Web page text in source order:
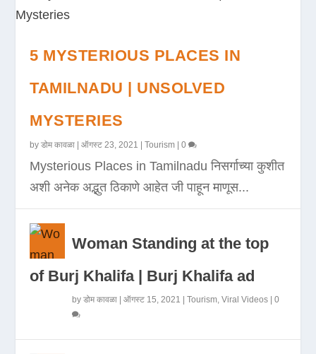
5 MYSTERIOUS PLACES IN
TAMILNADU | UNSOLVED
MYSTERIES
byडोम कावळा |ऑगस्ट 23, 2021 |Tourism |0
Mysterious Places in Tamilnadu निसर्गाच्या कुशीत
अशी अनेक अद्भुत ठिकाणे आहेत जी पाहून माणूस...
Woman Standing at the top
of Burj Khalifa | Burj Khalifa ad
byडोम कावळा |ऑगस्ट 15, 2021 |Tourism ,Viral Videos |0